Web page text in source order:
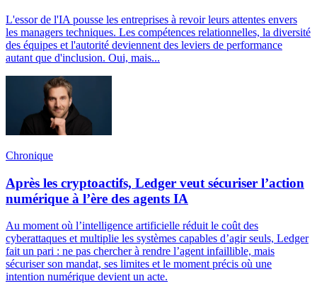
L'essor de l'IA pousse les entreprises à revoir leurs attentes envers
les managers techniques. Les compétences relationnelles, la diversité
des équipes et l'autorité deviennent des leviers de performance
autant que d'inclusion. Oui, mais...
Chronique
Après les cryptoactifs, Ledger veut sécuriser l’action
numérique à l’ère des agents IA
Au moment où l’intelligence artificielle réduit le coût des
cyberattaques et multiplie les systèmes capables d’agir seuls, Ledger
fait un pari : ne pas chercher à rendre l’agent infaillible, mais
sécuriser son mandat, ses limites et le moment précis où une
intention numérique devient un acte.